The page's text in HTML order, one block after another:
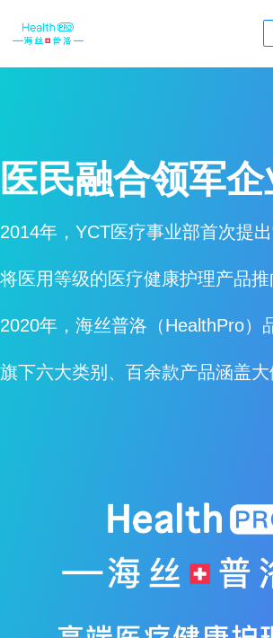
医民融合领军
2014年，YCT医疗事业部首次提
将医用等级的医疗健康护理产品
2020年，海丝普洛（HealthPro）
旗下六大类别、百余款产品涵盖